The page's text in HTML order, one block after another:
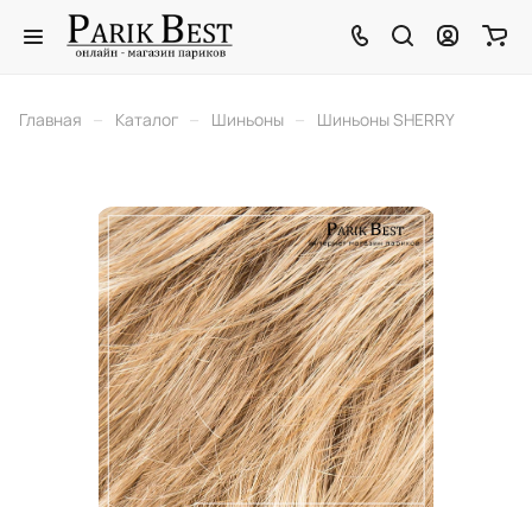
Главная – Каталог – Шиньоны – Шиньоны SHERRY